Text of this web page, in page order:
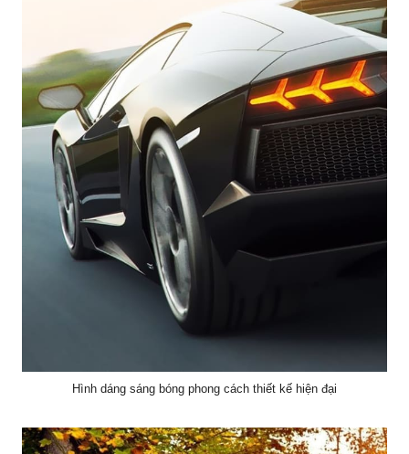
Hình dáng sáng bóng phong cách thiết kế hiện đại